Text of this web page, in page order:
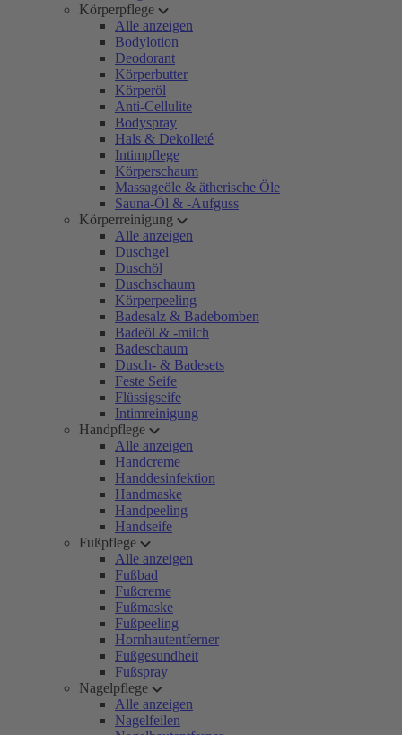
Körperpflege
Alle anzeigen
Bodylotion
Deodorant
Körperbutter
Körperöl
Anti-Cellulite
Bodyspray
Hals & Dekolleté
Intimpflege
Körperschaum
Massageöle & ätherische Öle
Sauna-Öl & -Aufguss
Körperreinigung
Alle anzeigen
Duschgel
Duschöl
Duschschaum
Körperpeeling
Badesalz & Badebomben
Badeöl & -milch
Badeschaum
Dusch- & Badesets
Feste Seife
Flüssigseife
Intimreinigung
Handpflege
Alle anzeigen
Handcreme
Handdesinfektion
Handmaske
Handpeeling
Handseife
Fußpflege
Alle anzeigen
Fußbad
Fußcreme
Fußmaske
Fußpeeling
Hornhautentferner
Fußgesundheit
Fußspray
Nagelpflege
Alle anzeigen
Nagelfeilen